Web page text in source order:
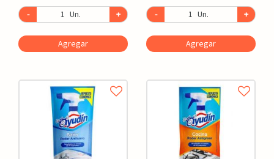
- Un. +
Agregar
- Un. +
Agregar